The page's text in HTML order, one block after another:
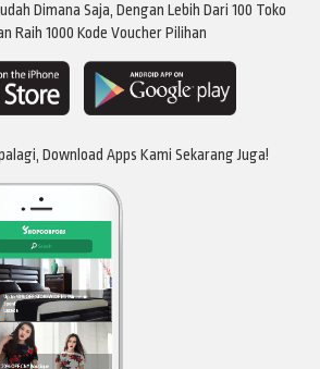
Dimana Saja, Dengan Lebih Dari 100 Toko
Raih 1000 Kode Voucher Pilihan
Download Apps Kami Sekarang Juga!